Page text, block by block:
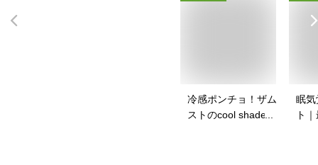
冷感ポンチョ！ザム
ストのcool shader
眠気
ト